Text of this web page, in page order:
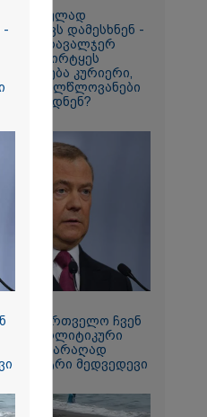
ლაჩრულად
და თავს დამესხნენ -
მრავალჯერ
მირტყეს
ჰყვება კურიერი,
საქართველო ჩვენ
გეოპოლიტიკური
იარაღად
- დიმიტრი მედვედევი
-